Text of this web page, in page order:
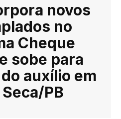
novos
no
Cheque
sobe para
auxílio em
PB